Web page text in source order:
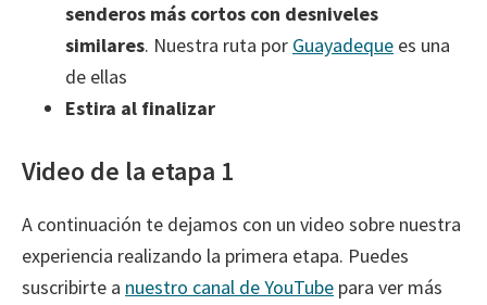
senderos más cortos con desniveles
similares. Nuestra ruta por Guayadeque es una
de ellas
Estira al finalizar
Video de la etapa 1
A continuación te dejamos con un video sobre nuestra
experiencia realizando la primera etapa. Puedes
suscribirte a nuestro canal de YouTube para ver más